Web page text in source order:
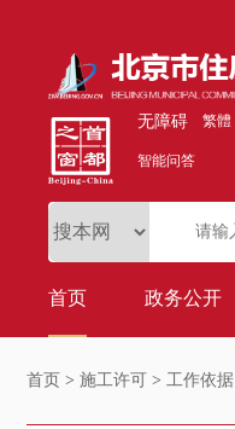
无障碍 繁體
智能问答
首页 政务公开
首页 >施工许可 >工作依据